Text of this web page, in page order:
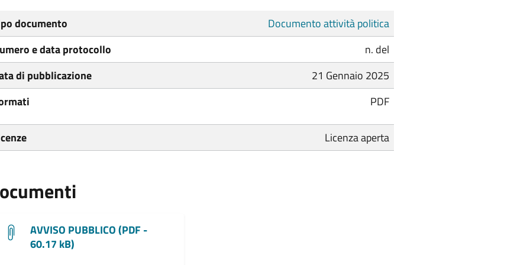
documento
Documento attività politica
e data protocollo
n. del
di pubblicazione
21 Gennaio 2025
PDF
Licenza aperta
AVVISO PUBBLICO (PDF -
60.17 kB)